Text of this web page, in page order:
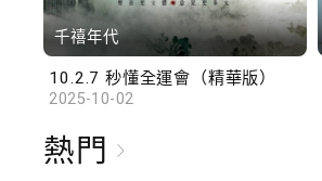
千禧年代
10.2.7 秒懂全運會（精華版）
2025-10-02
熱門